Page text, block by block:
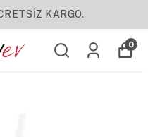
KARGO.
0